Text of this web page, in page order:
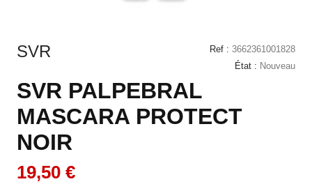
SVR Ref : 3662361001828
État : Nouveau
SVR PALPEBRAL
MASCARA PROTECT
NOIR
19,50 €